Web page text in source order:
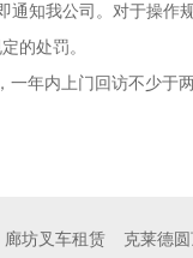
我公司。对于操作
的处罚。
年内上门回访不少于
廊坊叉车租赁 克莱德